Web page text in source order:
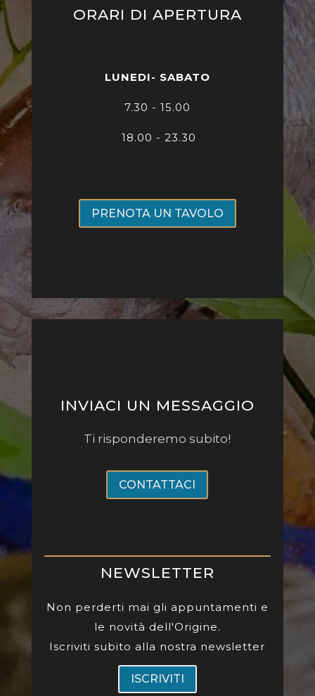
ORARI DI APERTURA
LUNEDI- SABATO
7.30 - 15.00
18.00 - 23.30
PRENOTA UN TAVOLO
INVIACI UN MESSAGGIO
Ti risponderemo subito!
CONTATTACI
NEWSLETTER
Non perderti mai gli appuntamenti e
le novità dell'Origine.
Iscriviti subito alla nostra newsletter
ISCRIVITI